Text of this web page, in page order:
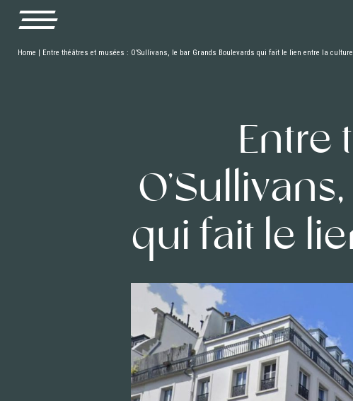
Home | Entre théâtres et musées : O’Sullivans, le bar Grands Boulevards qui fait le lien entre la
Entre
qui fait le